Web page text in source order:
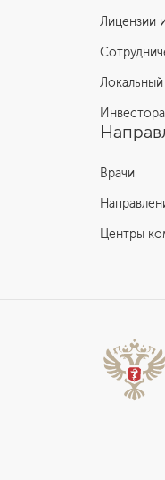
Лицензии
Врачи
Центры